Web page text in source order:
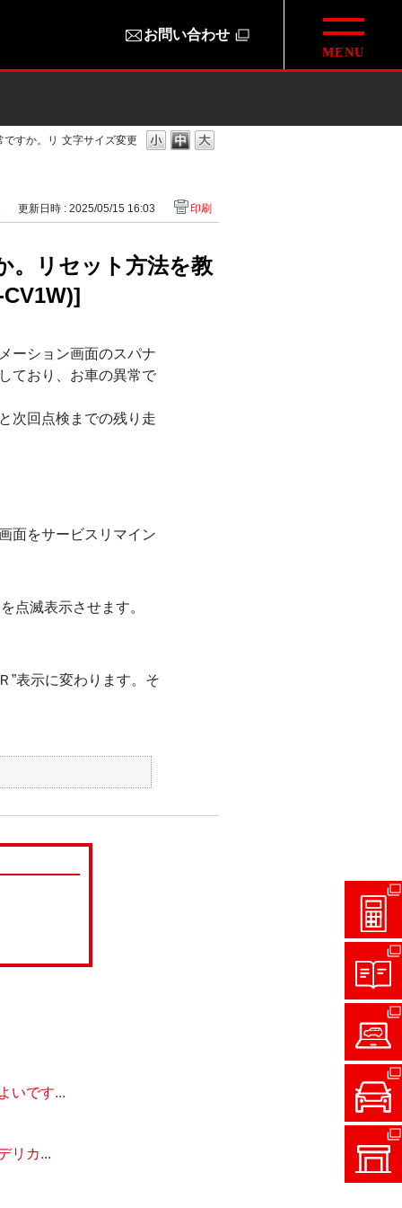
お問い合わせ
文字サイズ変更
すか。リ
更新日時 : 2025/05/15 16:03 印刷
。リセット方法を教
ーション画面のスパナ
ており、お車の異常で
次回点検までの残り走
面をサービスリマイン
点滅表示させます。
”表示に変わります。そ
いです...
リカ...